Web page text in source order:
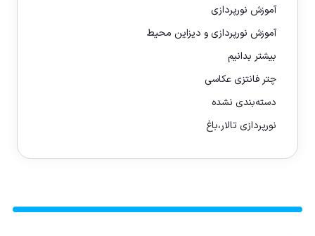
آموزش نورپردازی
آموزش نورپردازی و دیزاین محیط
بیشتر بدانیم
چتر فانتزی عکاسی
دسته‌بندی نشده
نورپردازی تالار،باغ